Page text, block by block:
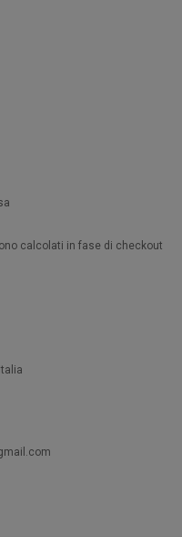
calcolati in fase di checkout